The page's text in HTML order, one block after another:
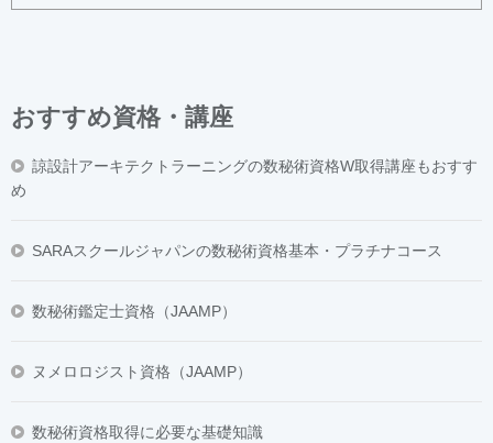
おすすめ資格・講座
諒設計アーキテクトラーニングの数秘術資格W取得講座もおすす
め
SARAスクールジャパンの数秘術資格基本・プラチナコース
数秘術鑑定士資格（JAAMP）
ヌメロロジスト資格（JAAMP）
数秘術資格取得に必要な基礎知識